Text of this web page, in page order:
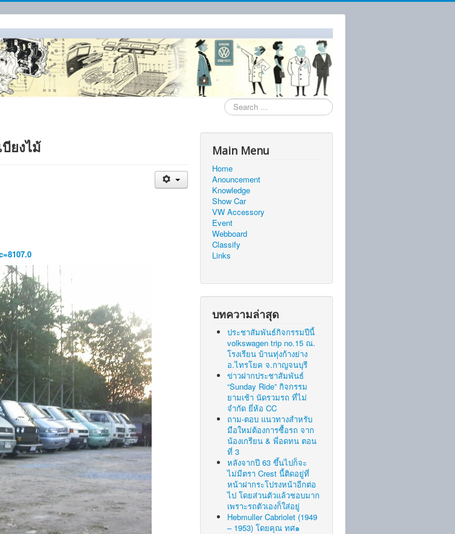
Search
...
ยงไม้ Main Menu
Home
Anouncement
Knowledge
Show Car
VW Accessory
Event
Webboard
Classify
Links
บทความล่าสุด
ประชาสัมพันธ์กิจกรรมปีนี้
volkswagen trip no.15 ณ.
โรงเรียน บ้านทุ่งก้างย่าง
อ.ไทรโยค จ.กาญจนบุรี
ข่าวฝากประชาสัมพันธ์
“Sunday Ride” กิจกรรม
ยามเช้า นัดรวมรถ ที่ไม่
จำกัด ยี่ห้อ CC
ถาม-ตอบ แนวทางสำหรับ
มือใหม่ต้องการซื้อรถ จาก
น้องเกรียน & พี่อดทน ตอน
ที่ 3
หลังจากปี 63 ขึ้นไปก็จะ
ไม่มีตรา Crest นี้ติดอยู่ที่
หน้าฝากระโปรงหน้าอีกต่อ
ไป โดยส่วนตัวแล้วชอบมาก
เพราะรถตัวเองก็ใส่อยู่
Hebmuller Cabriolet (1949
– 1953) โดยคุณ ทศ๑